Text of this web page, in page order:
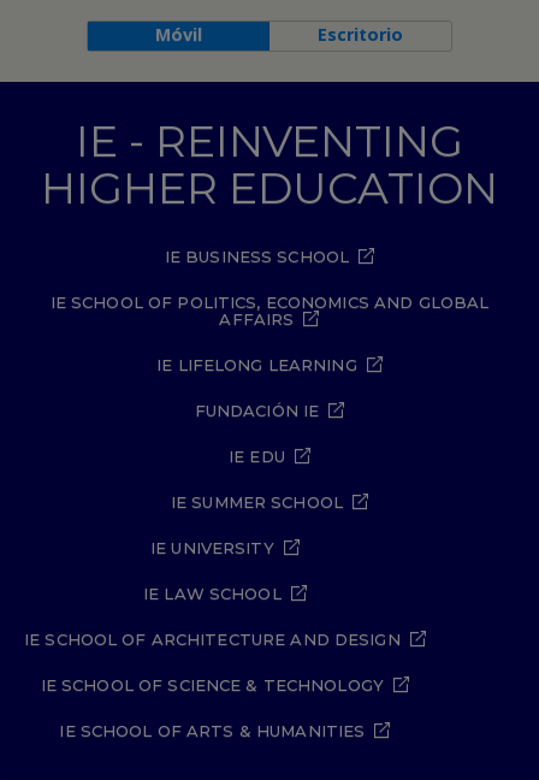
Móvil Escritorio
IE - REINVENTING
HIGHER EDUCATION
IE BUSINESS SCHOOL
IE SCHOOL OF POLITICS, ECONOMICS AND GLOBAL
AFFAIRS
IE LIFELONG LEARNING
FUNDACIÓN IE
IE EDU
IE SUMMER SCHOOL
IE UNIVERSITY
IE LAW SCHOOL
IE SCHOOL OF ARCHITECTURE AND DESIGN
IE SCHOOL OF SCIENCE & TECHNOLOGY
IE SCHOOL OF ARTS & HUMANITIES